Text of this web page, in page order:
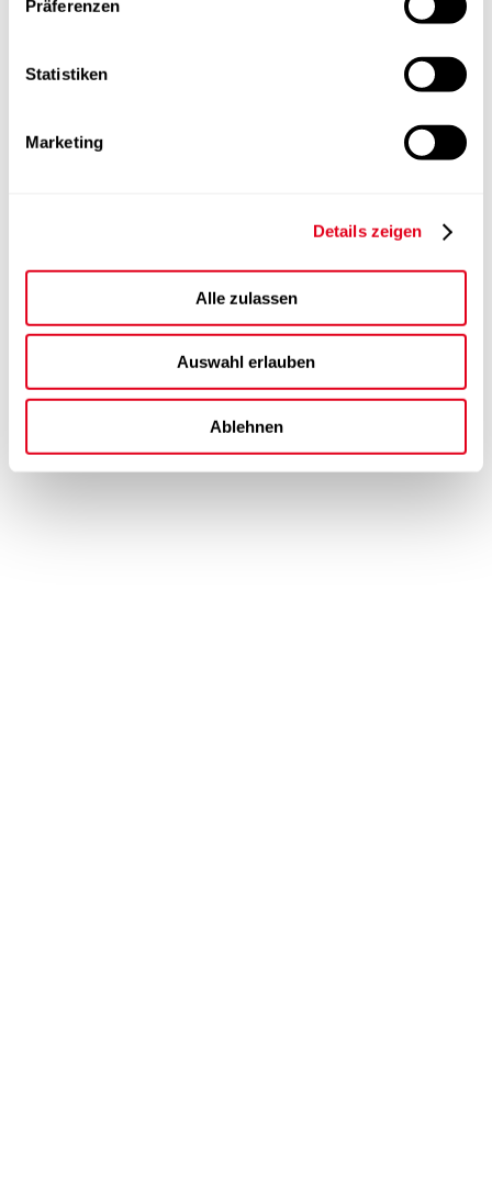
Präferenzen
Statistiken
Marketing
Details zeigen
Alle zulassen
Auswahl erlauben
Ablehnen